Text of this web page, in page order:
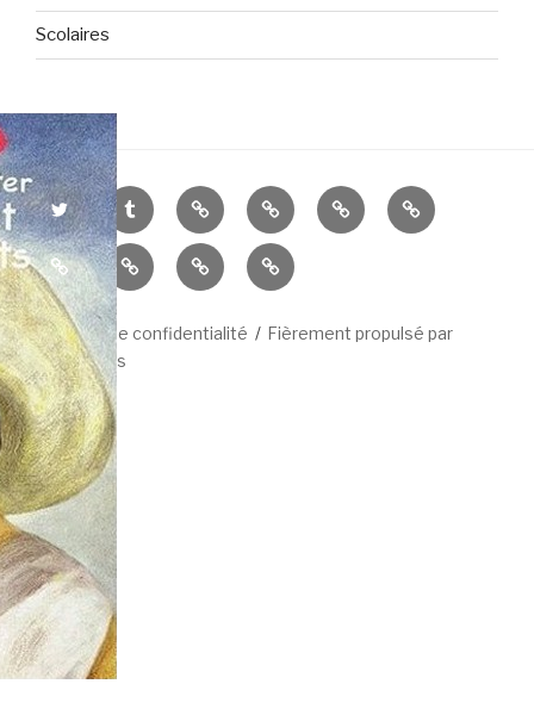
Scolaires
Twitter Tumblr FeedbooksBabelio Rose
et
Amazon
Culturebox
Est
Républicain
Nancybuzz
Le
Républicain
Politique de confidentialité
Fièrement propulsé par
WordPress